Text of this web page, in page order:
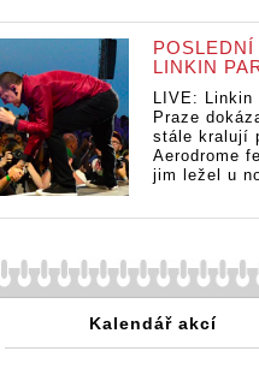
POSLEDNÍ
LINKIN
LIVE: Linkin
Praze
stále kralují
Aerodrome
jim ležel u
Kalendář akcí